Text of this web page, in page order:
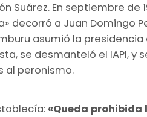
Suárez. En septiembre de
decorró a Juan Domingo
asumió la
se desmanteló el IAPI, y
al peronismo.
«Queda